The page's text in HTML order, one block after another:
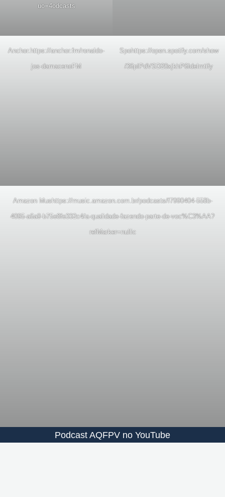
uo=4odcasts
Anchor. https://anchor.fm/ronaldo-
jos-damacenoFM
Spohttps://open.spotify.com/show
/36pIPdVSD20xjkhP6Idelmtify
Amazon Mushttps://music.amazon.com.br/podcasts/f7990404-558b-
4095-a6a9-b75e8fe332c4/a-qualidade-fazendo-parte-de-voc%C3%AA?
refMarker=null ic
Podcast AQFPV no YouTube